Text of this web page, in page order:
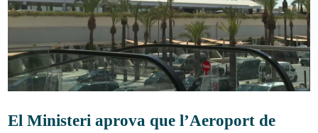
El Ministeri aprova que l’Aeroport de